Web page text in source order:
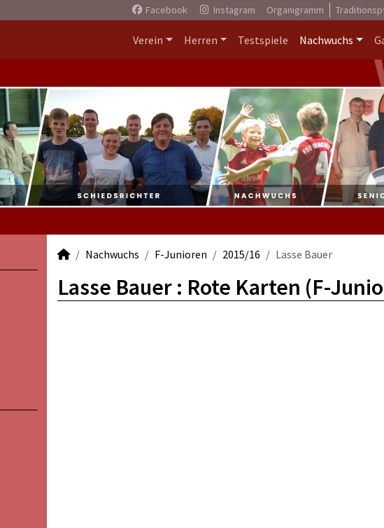
Facebook Instagram Organigramm
Verein Herren Testspiele Nachwuchs
Nachwuchs F-Junioren 2015/16 Lasse Bauer
Lasse Bauer : Rote Karten (F-